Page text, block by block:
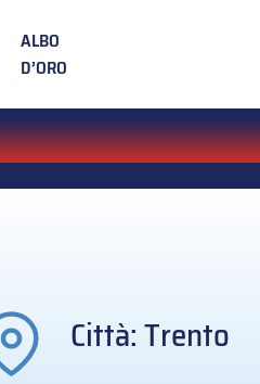
ALBO
D’ORO
Città: Trento